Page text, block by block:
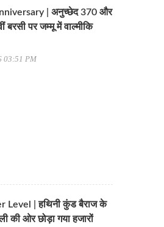
| अनुच्छेद 370 और
बरसी पर जम्मू में वाल्मीकि
03:51 PM
Level | हथिनी कुंड बैराज के
की ओर छोड़ा गया हजारों